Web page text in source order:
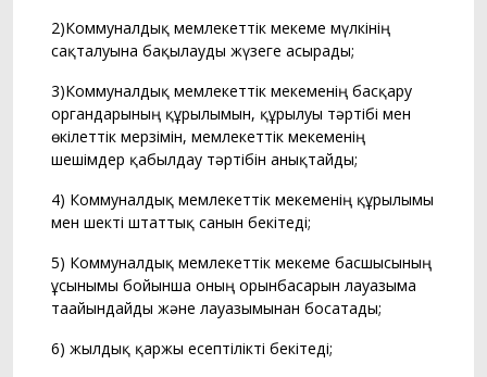
2)Коммуналдық мемлекеттік мекеме мүлкінің
сақталуына бақылауды жүзеге асырады;
3)Коммуналдық мемлекеттік мекеменің басқару
органдарының құрылымын, құрылуы тәртібі мен
өкілеттік мерзімін, мемлекеттік мекеменің
шешімдер қабылдау тәртібін анықтайды;
4) Коммуналдық мемлекеттік мекеменің құрылымы
мен шекті штаттық санын бекітеді;
5) Коммуналдық мемлекеттік мекеме басшысының
ұсынымы бойынша оның орынбасарын лауазымға
тағайындайды және лауазымынан босатады;
6) жылдық қаржы есептілікті бекітеді;